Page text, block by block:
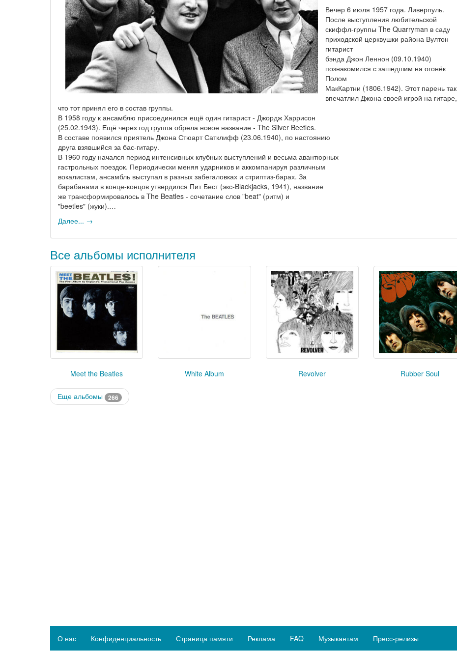
Вечер 6 июля 1957 года. Ливерпуль.
После выступления любительской
скиффл-группы The Quarryman в саду
приходской церквушки района Вултон
гитарист
бэнда Джон Леннон (09.10.1940)
познакомился с зашедшим на огонёк
Полом
МакКартни (1806.1942). Этот парень так
впечатлил Джона своей игрой на гитаре,
что тот принял его в состав группы.
В 1958 году к ансамблю присоединился ещё один гитарист - Джордж Харрисон
(25.02.1943). Ещё через год группа обрела новое название - The Silver Beetles.
В составе появился приятель Джона Стюарт Сатклифф (23.06.1940), по настоянию
друга взявшийся за бас-гитару.
В 1960 году начался период интенсивных клубных выступлений и весьма авантюрных
гастрольных поездок. Периодически меняя ударников и аккомпанируя различным
вокалистам, ансамбль выступал в разных забегаловках и стриптиз-барах. За
барабанами в конце-концов утвердился Пит Бест (экс-Blackjacks, 1941), название
же трансформировалось в The Beatles - сочетание слов "beat" (ритм) и
"beetles" (жуки).…
Далее... →
Все альбомы исполнителя
Meet the Beatles White Album Revolver Rubber Soul
Еще альбомы 266
О нас Конфиденциальность Страница памяти Реклама FAQ Музыкантам Пресс-релизы